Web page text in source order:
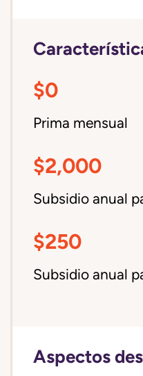
$0
Prima mensual
$2,000
Subsidio anual
$250
Subsidio anual
Aspectos